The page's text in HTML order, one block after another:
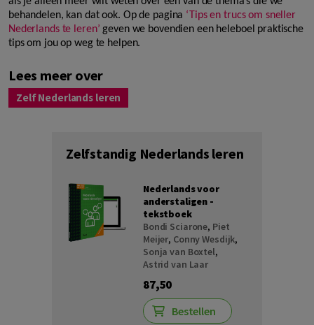
behandelen, kan dat ook. Op de pagina ‘Tips en trucs om sneller
Nederlands te leren’ geven we bovendien een heleboel praktische
tips om jou op weg te helpen.
Lees meer over
Zelf Nederlands leren
Zelfstandig Nederlands leren
Nederlands voor
anderstaligen -
tekstboek
Bondi Sciarone, Piet
Meijer, Conny Wesdijk,
Sonja van Boxtel,
Astrid van Laar
87,50
Bestellen